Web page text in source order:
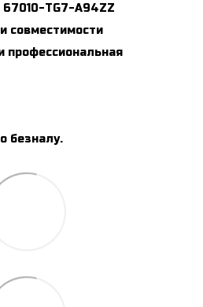
TG7-A94ZZ
совместимости
профессиональная
безналу.